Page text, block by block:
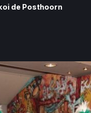
de Posthoorn